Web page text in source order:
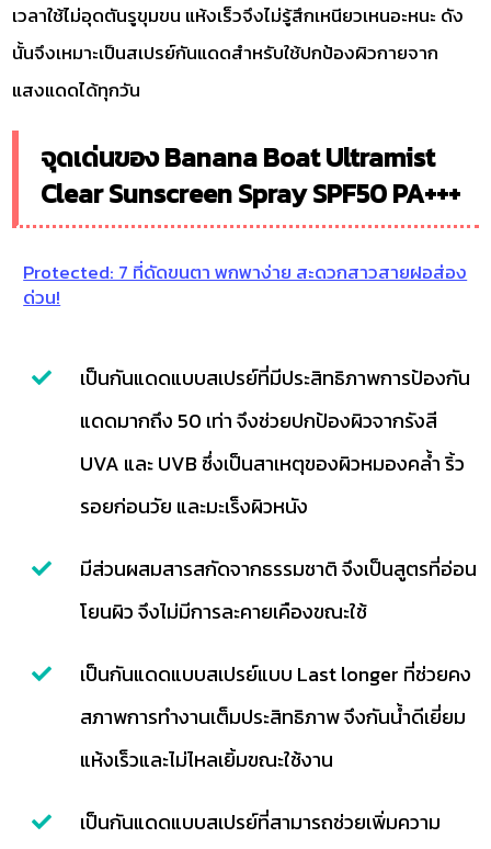
เวลาใช้ไม่อุดตันรูขุมขน แห้งเร็วจึงไม่รู้สึกเหนียวเหนอะหนะ ดัง
นั้นจึงเหมาะเป็นสเปรย์กันแดดสำหรับใช้ปกป้องผิวกายจาก
แสงแดดได้ทุกวัน
จุดเด่นของ Banana Boat Ultramist
Clear Sunscreen Spray SPF50 PA+++
Protected: 7 ที่ดัดขนตา พกพาง่าย สะดวกสาวสายฝอส่อง
ด่วน!
เป็นกันแดดแบบสเปรย์ที่มีประสิทธิภาพการป้องกัน
แดดมากถึง 50 เท่า จึงช่วยปกป้องผิวจากรังสี
UVA และ UVB ซึ่งเป็นสาเหตุของผิวหมองคล้ำ ริ้ว
รอยก่อนวัย และมะเร็งผิวหนัง
มีส่วนผสมสารสกัดจากธรรมชาติ จึงเป็นสูตรที่อ่อน
โยนผิว จึงไม่มีการละคายเคืองขณะใช้
เป็นกันแดดแบบสเปรย์แบบ Last longer ที่ช่วยคง
สภาพการทำงานเต็มประสิทธิภาพ จึงกันน้ำดีเยี่ยม
แห้งเร็วและไม่ไหลเยิ้มขณะใช้งาน
เป็นกันแดดแบบสเปรย์ที่สามารถช่วยเพิ่มความ